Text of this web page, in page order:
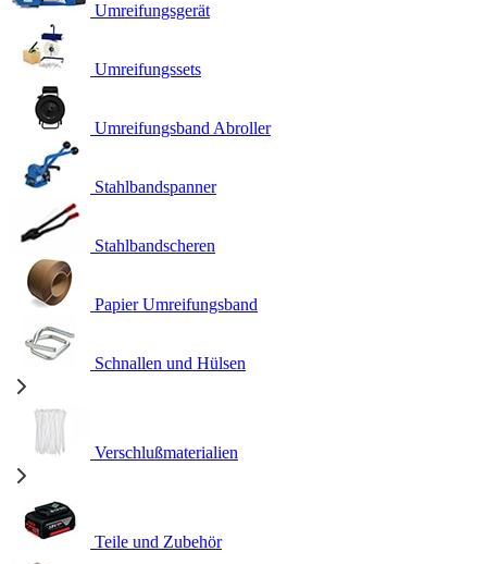
Umreifungsgerät
Umreifungssets
Umreifungsband Abroller
Stahlbandspanner
Stahlbandscheren
Papier Umreifungsband
Schnallen und Hülsen
Verschlußmaterialien
Teile und Zubehör